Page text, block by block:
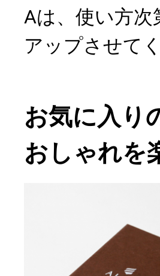
Aは、使い方
アップさせて
お気に入り
おしゃれを